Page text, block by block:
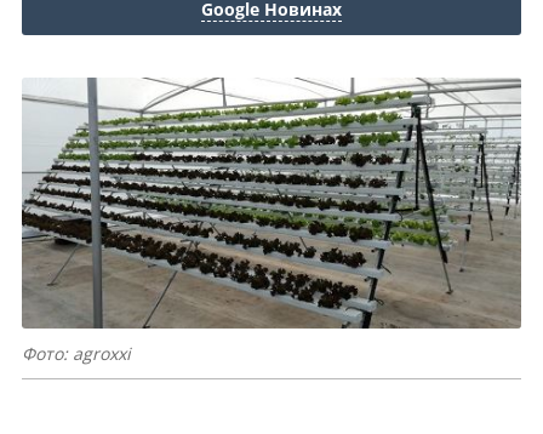
Google Новинах
Фото: agroxxi